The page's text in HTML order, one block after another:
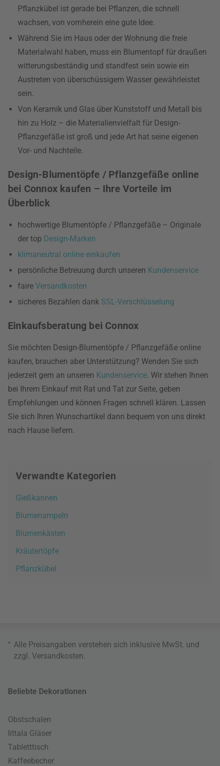
Pflanzkübel ist gerade bei Pflanzen, die schnell
wachsen, von vornherein eine gute Idee.
Während Sie im Haus oder der Wohnung die freie
Materialwahl haben, muss ein Blumentopf für draußen
witterungsbeständig und standfest sein sowie ein
Austreten von überschüssigem Wasser gewährleistet
sein.
Von Keramik und Glas über Kunststoff und Metall bis
hin zu Holz – die Materialienvielfalt für Design-
Pflanzgefäße ist groß und jede Art hat seine eigenen
Vor- und Nachteile.
Design-Blumentöpfe / Pflanzgefäße online
bei Connox kaufen – Ihre Vorteile im
Überblick
hochwertige Blumentöpfe / Pflanzgefäße – Originale
der top Design-Marken
klimaneutral online einkaufen
persönliche Betreuung durch unseren Kundenservice
faire Versandkosten
sicheres Bezahlen dank SSL-Verschlüsselung
Einkaufsberatung bei Connox
Sie möchten Design-Blumentöpfe / Pflanzgefäße online
kaufen, brauchen aber Unterstützung? Wenden Sie sich
jederzeit gern an unseren Kundenservice. Wir stehen Ihnen
bei Ihrem Einkauf mit Rat und Tat zur Seite, geben
Empfehlungen und können Fragen schnell klären. Lassen
Sie sich Ihren Wunschartikel dann bequem von uns direkt
nach Hause liefern.
Verwandte Kategorien
Gießkannen
Blumenampeln
Blumenkästen
Kräutertöpfe
Pflanzkübel
* Alle Preisangaben verstehen sich inklusive MwSt. und
zzgl. Versandkosten.
Beliebte Dekorationen
Obstschalen
Iittala Gläser
Tabletttisch
Kaffeebecher